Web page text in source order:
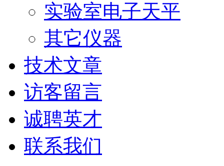
实验室电子天平
其它仪器
技术文章
访客留言
诚聘英才
联系我们